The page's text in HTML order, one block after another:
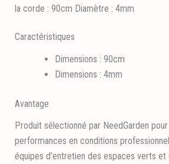
la corde : 90cm Diamètre : 4mm
Caractéristiques
Dimensions : 90cm
Dimensions : 4mm
Avantage
Produit sélectionné par NeedGarden
performances en conditions
équipes d’entretien des espaces verts et